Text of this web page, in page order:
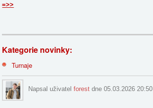
=>>
Kategorie novinky:
Turnaje
Napsal uživatelforest dne 05.03.2026 20:50